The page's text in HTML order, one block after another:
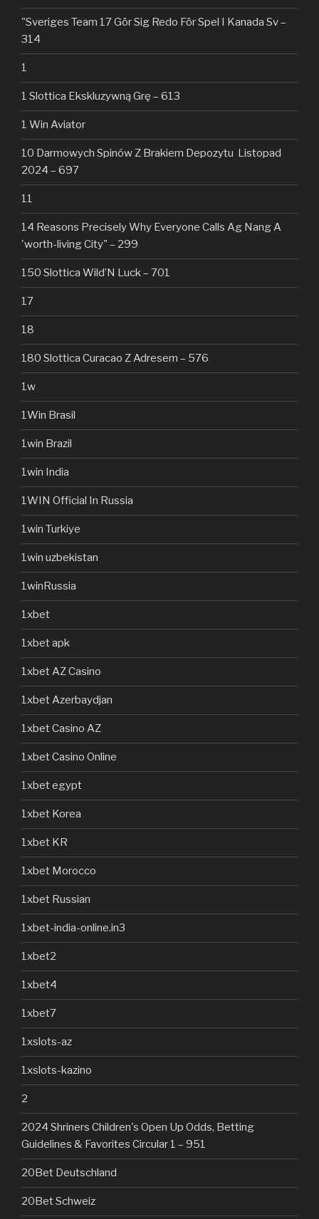
"Sveriges Team 17 Gör Sig Redo För Spel I Kanada Sv –
314
1
1 Slottica Ekskluzywną Grę – 613
1 Win Aviator
10 Darmowych Spinów Z Brakiem Depozytu ️ Listopad
2024 – 697
11
14 Reasons Precisely Why Everyone Calls Ag Nang A
'worth-living City" – 299
150 Slottica Wild’N Luck – 701
17
18
180 Slottica Curacao Z Adresem – 576
1w
1Win Brasil
1win Brazil
1win India
1WIN Official In Russia
1win Turkiye
1win uzbekistan
1winRussia
1xbet
1xbet apk
1xbet AZ Casino
1xbet Azerbaydjan
1xbet Casino AZ
1xbet Casino Online
1xbet egypt
1xbet Korea
1xbet KR
1xbet Morocco
1xbet Russian
1xbet-india-online.in3
1xbet2
1xbet4
1xbet7
1xslots-az
1xslots-kazino
2
2024 Shriners Children's Open Up Odds, Betting
Guidelines & Favorites Circular 1 – 951
20Bet Deutschland
20Bet Schweiz